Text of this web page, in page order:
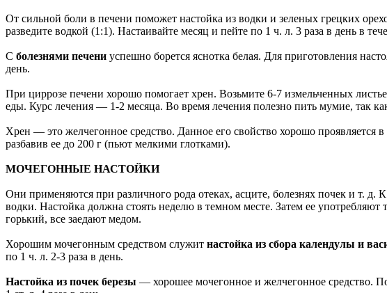
От сильной боли в печени поможет настойка из водки и зеленых грецких
разведите водкой (1:1). Настаивайте месяц и пейте по 1 ч. л. 3 раза в день в
С болезнями печени успешно борется яснотка белая. Для приготовления
день.
При циррозе печени хорошо помогает хрен. Возьмите 6-7 измельченных
еды. Курс лечения — 1-2 месяца. Во время лечения полезно пить мумие, так
Хрен — это желчегонное средство. Данное его свойство хорошо проявляется
разбавив ее до 200 г (пьют мелкими глотками).
МОЧЕГОННЫЕ НАСТОЙКИ
Они применяются при различного рода отеках, асците, болезнях почек и т.
водки. Настойка должна стоять неделю в темном месте. Затем ее
горький, все заедают медом.
Хорошим мочегонным средством служит настойка из сбора календулы и
по 1 ч. л. 2-3 раза в день.
Настойка из почек березы — хорошее мочегонное и желчегонное средство.